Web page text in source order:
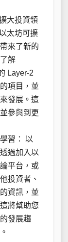
大投資領
太坊可擴
來了新的
解
Layer-2
項目，並
發展。這
參與到更
習： 以
過加入以
平台，或
投資者、
資訊，並
將幫助您
發展趨